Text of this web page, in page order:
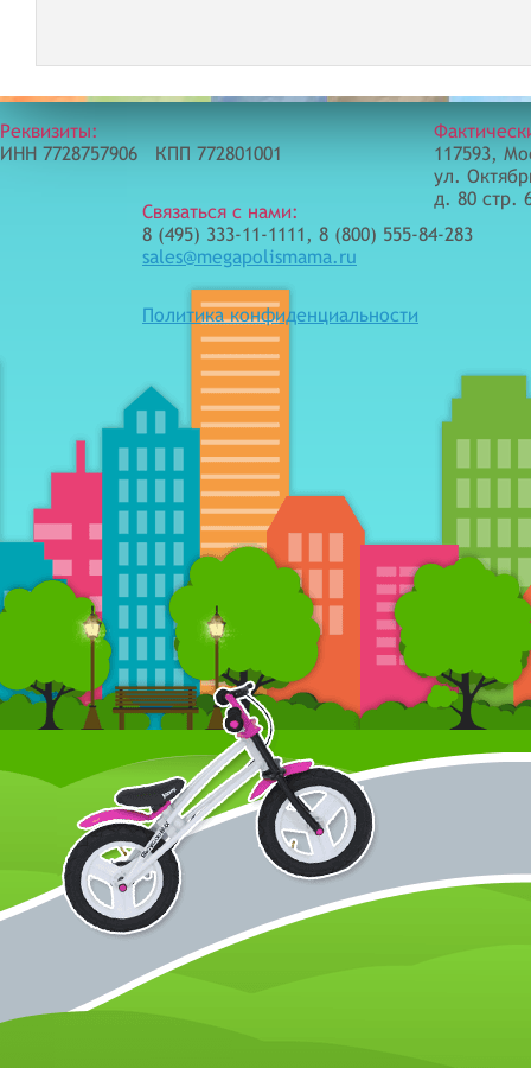
Реквизиты:
ИНН 7728757906 КПП 772801001
Связаться с нами:
8 (495) 333-11-1111, 8 (800) 555-84-283
sales@megapolismama.ru
Политика конфиденциальности
117593,
ул.
д. 80 стр.